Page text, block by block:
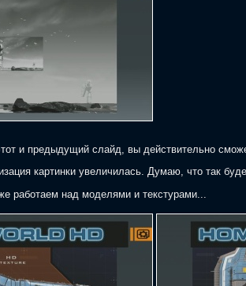
и предыдущий слайд, вы действительно
картинки увеличилась. Думаю, что так
работаем над моделями и текстурами...